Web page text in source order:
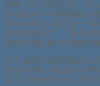
随便一出手就有好几个,什
等,但是对于写博客赚钱,你
但具体该怎么通过自己一
比较模棱两可了. 下面,我
现有的博客,通过写博客来
也许,此刻你会有所疑虑,说,
现在写博客,还要通过写博
我可以明确的告诉你,不用